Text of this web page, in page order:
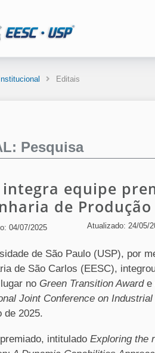
Institucional Editais
Pesquisa
integra equipe
de Produção
04/07/2025 Atualizado: 24/05/
de São Paulo (USP), por
de São Carlos (EESC),
no Green Transition Awarde
Joint Conference on
de 2025.
intitulado Exploring the